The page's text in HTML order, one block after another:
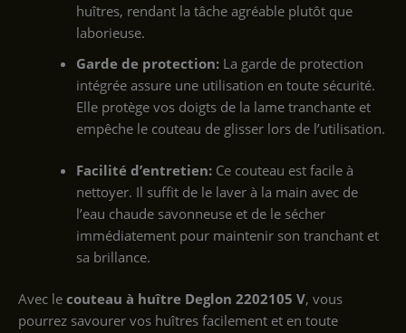
huîtres, rendant la tâche agréable plutôt que
laborieuse.
Garde de protection:La garde de protection
intégrée assure une utilisation en toute sécurité.
Elle protège vos doigts de la lame tranchante et
empêche le couteau de glisser lors de l’utilisation.
Facilité d’entretien:Ce couteau est facile à
nettoyer. Il suffit de le laver à la main avec de
l’eau chaude savonneuse et de le sécher
immédiatement pour maintenir son tranchant et
sa brillance.
Avec le couteau à huître Deglon 2202105 V, vous
pourrez savourer vos huîtres facilement et en toute